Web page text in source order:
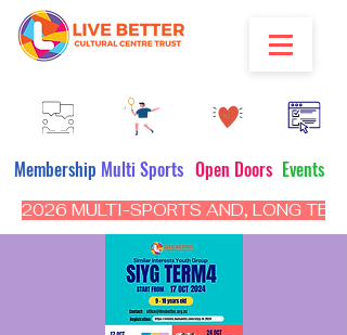
Multi Sports Open Doors Events
Membership
2026 MULTI-SPORTS AND, LONG